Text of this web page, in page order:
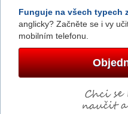
Funguje na všech typech
anglicky? Začněte se i vy
mobilním telefonu.